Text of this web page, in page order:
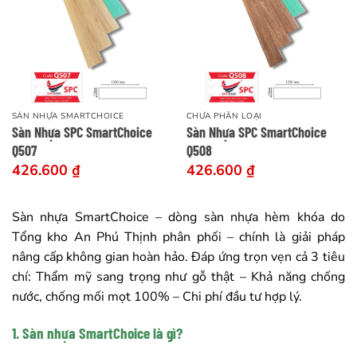
SÀN NHỰA SMARTCHOICE
Sàn Nhựa SPC SmartChoice
Q507
426.600 ₫
CHƯA PHÂN LOẠI
Sàn Nhựa SPC SmartChoice
Q508
426.600 ₫
Sàn nhựa SmartChoice – dòng sàn nhựa hèm khóa do
Tổng kho An Phú Thịnh phân phối – chính là giải pháp
nâng cấp không gian hoàn hảo. Đáp ứng trọn vẹn cả 3 tiêu
chí: Thẩm mỹ sang trọng như gỗ thật – Khả năng chống
nước, chống mối mọt 100% – Chi phí đầu tư hợp lý.
1. Sàn nhựa SmartChoice là gì?